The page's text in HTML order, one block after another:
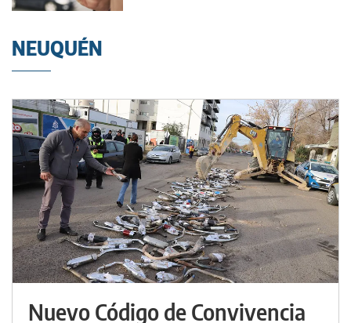
NEUQUÉN
Nuevo Código de Convivencia